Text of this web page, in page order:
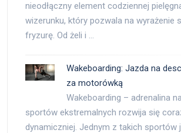
nieodłączny element codziennej
wizerunku, który pozwala na wyrażenie
fryzurę. Od żeli i …
Wakeboarding: Jazda na
za motorówką
Wakeboarding – adrenalina
sportów ekstremalnych rozwija się
dynamiczniej. Jednym z takich sportów